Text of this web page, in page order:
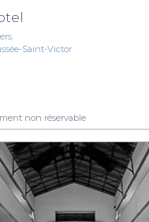
Saint-Victor
non réservable